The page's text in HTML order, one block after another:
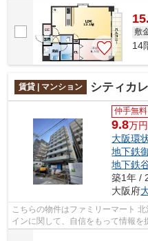
敷
14
賃貸 | マンション シティカ
仲手無料
9.8万円
大阪環
地下鉄
地下鉄
築1年 /
大阪府
こちらの物件はファミリーマート
インに関して、自信をもって情報